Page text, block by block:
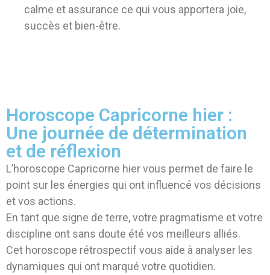
calme et assurance ce qui vous apportera joie,
succès et bien-être.
Horoscope Capricorne hier :
Une journée de détermination
et de réflexion
L’horoscope Capricorne hier vous permet de faire le
point sur les énergies qui ont influencé vos décisions
et vos actions.
En tant que signe de terre, votre pragmatisme et votre
discipline ont sans doute été vos meilleurs alliés.
Cet horoscope rétrospectif vous aide à analyser les
dynamiques qui ont marqué votre quotidien.